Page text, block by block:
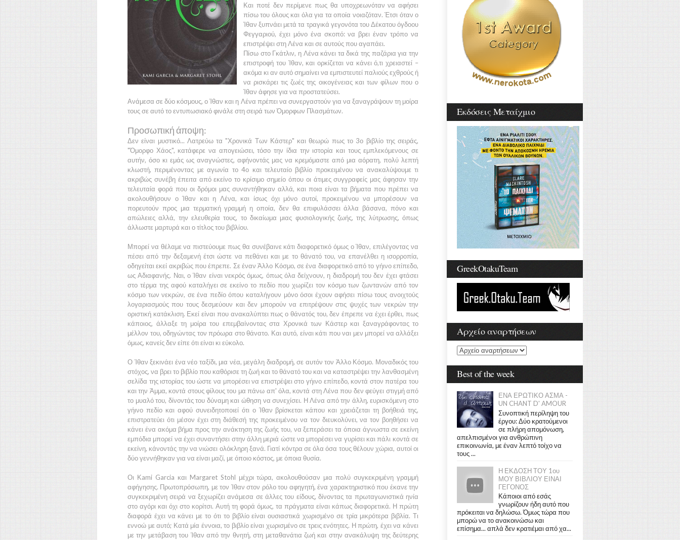
Και ποτέ δεν περίμενε πως θα υποχρεωνόταν να αφήσει
πίσω του όλους και όλα για τα οποία νοιαζόταν. Έτσι όταν ο
Ίθανξυπνάει μετά τα τραγικά γεγονότα τουΔέκατου όγδοου
Φεγγαριού, έχει μόνο ένα σκοπό: να βρει έναν τρόπο να
επιστρέψει στηΛένα και σε αυτούς που αγαπάει.
Πίσω στοΓκάτλιν, ηΛένα κάνει τα δικά της παζάρια για την
επιστροφή τουΊθαν, και ορκίζεται να κάνει ό,τι χρειαστεί –
ακόμα κι αν αυτό σημαίνει να εμπιστευτεί παλιούς εχθρούς ή
να ρισκάρει τις ζωές της οικογένειας και των φίλων που ο
Ίθαν άφησε για να προστατεύσει.
Ανάμεσα σε δύο κόσμους, οΊθαν και η Λένα πρέπει να συνεργαστούν για να ξαναγράψουν τη μοίρα
τους σε αυτό το εντυπωσιακό φινάλε στη σειρά τωνΌμορφων Πλασμάτων.
Προσωπική άποψη:
Δεν είναι μυστικό... Λατρεύω τα "Χρονικά Των Κάστερ" και θεωρώ πως το3ο βιβλίο της σειράς,
"Όμορφο Χάος", κατάφερε να απογειώσει, τόσο την ίδια την ιστορία και τους εμπλεκόμενους σε
αυτήν, όσο κι εμάς ως αναγνώστες, αφήνοντάς μας να κρεμόμαστε από μια αόρατη, πολύ λεπτή
κλωστή, περιμένοντας με αγωνία το4ο και τελευταίο βιβλίο προκειμένου να ανακαλύψουμε τι
ακριβώς συνέβη έπειτα από εκείνο το κρίσιμο σημείο όπου οι άτιμες συγγραφείς μας άφησαν την
τελευταία φορά που οι δρόμοι μας συναντήθηκαν αλλά, και ποια είναι τα βήματα που πρέπει να
ακολουθήσουν οΊθαν και η Λένα, και ίσως όχι μόνο αυτοί, προκειμένου να μπορέσουν να
πορευτούν προς μια τερματική γραμμή η οποία, δεν θα επιφυλάσσει άλλα βάσανα, πόνο και
απώλειες αλλά, την ελευθερία τους, το δικαίωμα μιας φυσιολογικής ζωής, της λύτρωσης, όπως
άλλωστε μαρτυρά και ο τίτλος του βιβλίου.
Μπορεί να θέλαμε να πιστεύουμε πως θα συνέβαινε κάτι διαφορετικό όμως οΊθαν,επιλέγοντας να
πέσει από την δεξαμενή έτσι ώστε να πεθάνει και με το θάνατό του, να επανέλθει η ισορροπία,
οδηγείται εκεί ακριβώς που έπρεπε. Σε έναν Άλλο Κόσμο, σε ένα διαφορετικό από το γήινο επίπεδο,
ωςΑδιαφανής. Ναι, οΊθαν είναι νεκρός όμως, όπως όλα δείχνουν, η διαδρομή του δεν έχει φτάσει
στο τέρμα της αφού καταλήγει σε εκείνο το πεδίο που χωρίζει τον κόσμο των ζωντανών από τον
κόσμο των νεκρών, σε ένα πεδίο όπου καταλήγουν μόνο όσοι έχουν αφήσει πίσω τους ανοιχτούς
λογαριασμούς που τους δεσμεύουν και δεν μπορούν να επιτρέψουν στις ψυχές των νεκρών την
οριστική κατάκλιση. Εκεί είναι που ανακαλύπτει πως ο θάνατός του, δεν έπρεπε να έχει έρθει, πως
κάποιος, άλλαξε τη μοίρα του επεμβαίνοντας στα Χρονικά των Κάστερ και ξαναγράφοντας το
μέλλον του, οδηγώντας τον πρόωρα στο θάνατο. Και αυτό, είναι κάτι που ναι μεν μπορεί να αλλάξει
όμως, κανείς δεν είπε ότι είναι κι εύκολο.
Ο Ίθαν ξεκινάει ένα νέο ταξίδι, μια νέα, μεγάλη διαδρομή, σε αυτόν τον Άλλο Κόσμο. Μοναδικός του
στόχος, να βρει το βιβλίο που καθόρισε τη ζωή και το θάνατό του και να καταστρέψει την λανθασμένη
σελίδα της ιστορίας του ώστε να μπορέσει να επιστρέψει στο γήινο επίπεδο, κοντά στον πατέρα του
και την Άμμα, κοντά στους φίλους του μα πάνω απ' όλα, κοντά στηΛέναπου δεν φεύγει στιγμή από
το μυαλό του, δίνοντάς του δύναμη και ώθηση να συνεχίσει. ΗΛένα από την άλλη, ευρισκόμενη στο
γήινο πεδίο και αφού συνειδητοποιεί ότι ο Ίθαν βρίσκεται κάπου και χρειάζεται τη βοήθειά της,
επιστρατεύει ότι μέσον έχει στη διάθεσή της προκειμένου να τον διευκολύνει, να τον βοηθήσει να
κάνει ένα ακόμα βήμα προς την ανάκτηση της ζωής του, να ξεπεράσει τα όποια άγνωστα σε εκείνη
εμπόδια μπορεί να έχει συναντήσει στην άλλη μεριά ώστε να μπορέσει να γυρίσει και πάλι κοντά σε
εκείνη, κάνοντάς την να νιώσει ολόκληρη ξανά. Γιατί κόντρα σε όλα όσα τους θέλουν χώρια, αυτοί οι
δύο γεννήθηκαν για να είναι μαζί, με όποιο κόστος, με όποια θυσία.
Οι Κami Garcia και Margaret Stohl μέχρι τώρα, ακολουθούσαν μια πολύ συγκεκριμένη γραμμή
αφήγησης. Πρωτοπρόσωπη, με τον Ίθανστον ρόλο του αφηγητή, ένα χαρακτηριστικό που έκανε την
συγκεκριμένη σειρά να ξεχωρίζει ανάμεσα σε άλλες του είδους, δίνοντας τα πρωταγωνιστικά ηνία
στο αγόρι και όχι στο κορίτσι. Αυτή τη φορά όμως, τα πράγματα είναι κάπως διαφορετικά. Η πρώτη
διαφορά έχει να κάνει με το ότι το βιβλίο είναι ουσιαστικά χωρισμένο σε τρία μικρότερα βιβλία. Τι
εννοώ με αυτό; Κατά μία έννοια, το βιβλίο είναι χωρισμένο σε τρεις ενότητες. Η πρώτη, έχει να κάνει
με την μετάβαση του Ίθαναπό την θνητή, στη μεταθανάτια ζωή και στην ανακάλυψη της δεύτερης
Εκδόσεις Μεταίχμιο
GreekOtakuTeam
Αρχείο αναρτήσεων
Best of the week
ΕΝΑ ΕΡΩΤΙΚΟ ΑΣΜΑ -
UN CHANT D' AMOUR
Συνοπτική περίληψη του
έργου: Δύο κρατούμενοι
σε πλήρη απομόνωση,
απελπισμένοι για ανθρώπινη
επικοινωνία, με έναν λεπτό τοίχο να
τους ...
Η ΕΚΔΟΣΗ ΤΟΥ 1ου
ΜΟΥ ΒΙΒΛΙΟΥ ΕΙΝΑΙ
ΓΕΓΟΝΟΣ
Κάποιοι από εσάς
γνωρίζουν ήδη αυτό που
πρόκειται να δηλώσω. Όμως τώρα που
μπορώ να το ανακοινώσω και
επίσημα... απλά δεν κρατιέμαι από χα...